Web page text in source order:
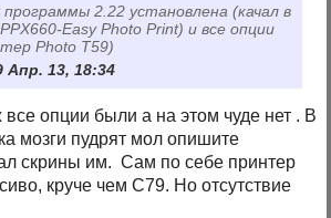
программы 2.22 установлена (качал в
Easy Photo Print) и все опции
Photo Т59)
Апр. 13, 18:34
опции были а на этом чуде нет . В
мозги пудрят мол опишите
скрины им. Сам по себе принтер
круче чем С79. Но отсутствие